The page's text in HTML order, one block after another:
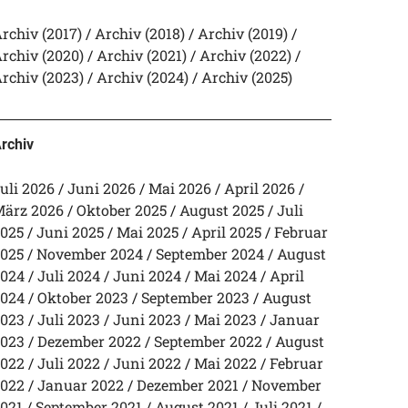
(2017) Archiv (2018)
Archiv (2019)
(2020)
Archiv (2021)
Archiv (2022)
(2023)
Archiv (2024) Archiv (2025)
2026 Juni 2026 Mai 2026
April 2026
2026
Oktober 2025 August 2025
Juli
Juni 2025 Mai 2025 April 2025
Februar
November 2024 September 2024
August
Juli 2024 Juni 2024 Mai 2024
April
Oktober 2023 September 2023
August
Juli 2023 Juni 2023 Mai 2023
Januar
Dezember 2022 September 2022
August
Juli 2022 Juni 2022 Mai 2022
Februar
Januar 2022 Dezember 2021
November